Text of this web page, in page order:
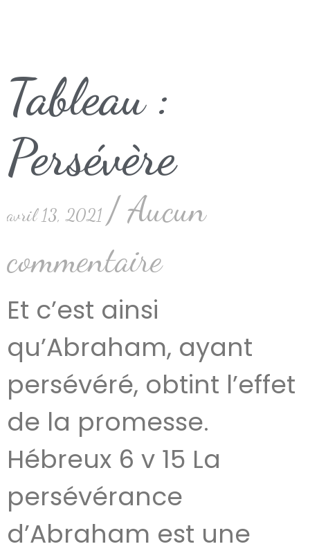
Tableau :
Persévère
avril 13, 2021
Aucun
commentaire
Et c’est ainsi
qu’Abraham, ayant
persévéré, obtint l’effet
de la promesse.
Hébreux 6 v 15 La
persévérance
d’Abraham est une